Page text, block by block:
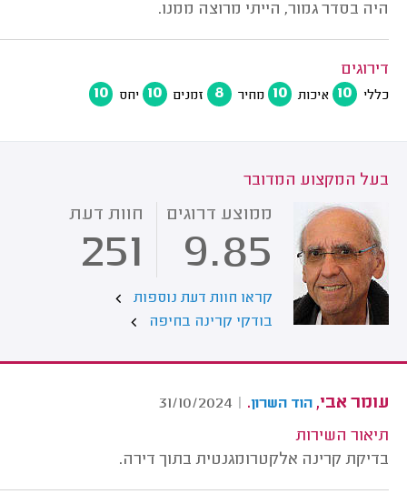
היה בסדר גמור, הייתי מרוצה ממנו.
דירוגים
כללי 10 איכות 10 מחיר 8 זמנים 10 יחס 10
בעל המקצוע המדובר
ממוצע דרוגים
9.85
חוות דעת
251
קראו חוות דעת נוספות
בודקי קרינה בחיפה
עומר אבי, הוד השרון.
|
31/10/2024
תיאור השירות
בדיקת קרינה אלקטרומגנטית בתוך דירה.